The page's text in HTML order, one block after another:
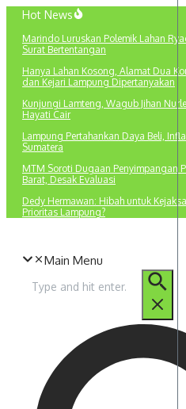
Lewati
konten
Hot News
Marindo Luruskan Polemik Lahan
Surat Bertentangan
Hanya Lahan Kosong, Alamat Dua
dan Kejari Lampung Dipertanyakan
Kunjungi Lamteng, Wagub Jihan
Hayati Cair
Lampung Pertahankan Daya Beli,
Sumatera
MTM Soroti Dugaan Penyimpangan
Barat, Desak Evaluasi
Dedy Hermawan: Hibah untuk
Prioritas Lampung?
Main Menu
untuk: